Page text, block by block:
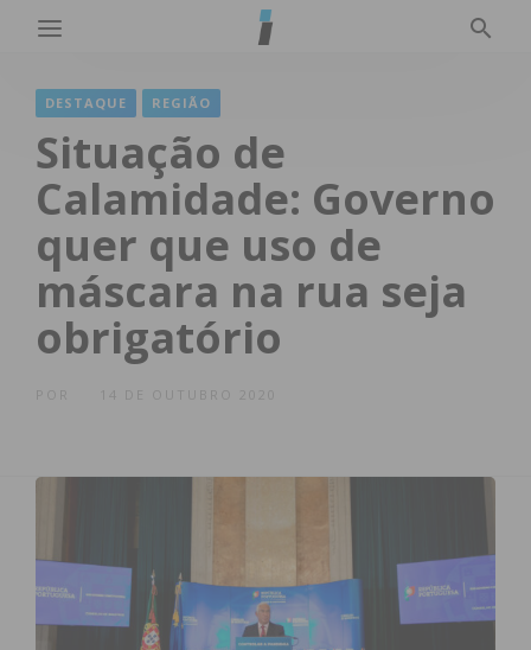
DESTAQUE REGIÃO
Situação de
Calamidade: Governo
quer que uso de
máscara na rua seja
obrigatório
14 DE OUTUBRO 2020